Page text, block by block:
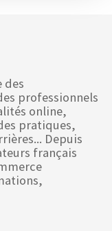
des
professionnels
online,
pratiques,
Depuis
français